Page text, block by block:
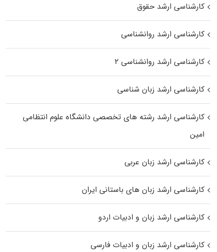
کارشناسی ارشد حقوق
کارشناسی ارشد روانشناسی
کارشناسی ارشد روانشناسی ۲
کارشناسی ارشد زبان شناسی
کارشناسی ارشد رﺷﺘﻪ ﻫﺎی تخصصی داﻧﺸﮕﺎه ﻋﻠﻮم انتظامی
اﻣﻴﻦ
کارشناسی ارشد زبان عربی
کارشناسی ارشد زبان‌ های باستانی ایران
کارشناسی ارشد زبان و ادبیات اردو
کارشناسی ارشد زبان و ادبیات فارسی